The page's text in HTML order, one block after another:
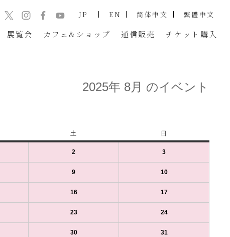
展覧会 カフェ&ショップ 通信販売 チケット 購入
JP EN 简体中文 繁體中文
2025年 8月 のイベント
土
曜
日
曜
2
年
月
2
（土）
件
イ
ベ
ト)
3
年
8
月
3
（日）
件
の
イ
ベ
ト)
9
年
8
月
9
（土）
件
の
イ
ベ
ト)
102025
年
8
月
(1
件
の
イ
162025
年
8
月
16
(1
件
の
イ
ベ
172025
年
8
月
(1
件
の
イ
232025
年
8
(1
件
の
242025
年
(1
件
302025
(1
312025
(1